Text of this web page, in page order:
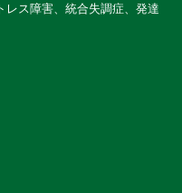
レス障害、統合失調症、発達